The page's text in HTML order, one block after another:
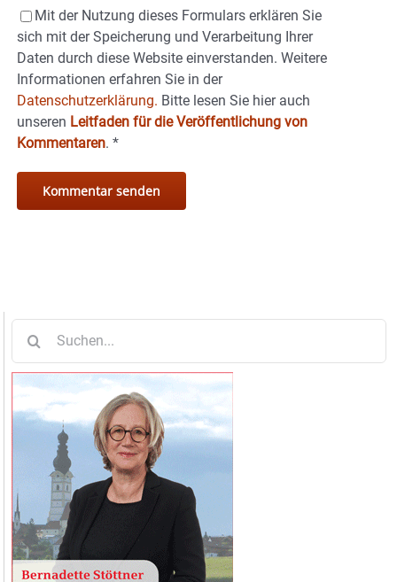
Mit der Nutzung dieses Formulars erklären Sie
sich mit der Speicherung und Verarbeitung Ihrer
Daten durch diese Website einverstanden. Weitere
Informationen erfahren Sie in der
Datenschutzerklärung. Bitte lesen Sie hier auch
unseren Leitfaden für die Veröffentlichung von
Kommentaren. *
nach: